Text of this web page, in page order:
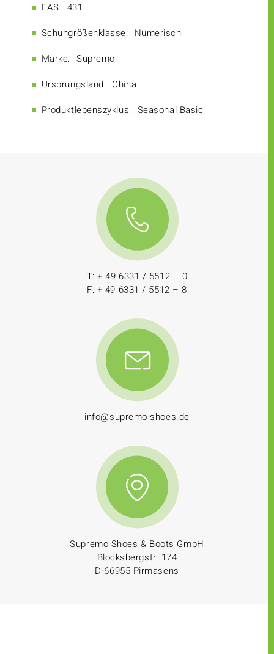
EAS: 431
Schuhgrößenklasse: Numerisch
Marke: Supremo
Ursprungsland: China
Produktlebenszyklus: Seasonal Basic
T: + 49 6331 / 5512 – 0
F: + 49 6331 / 5512 – 8
info@supremo-shoes.de
Supremo Shoes & Boots GmbH
Blocksbergstr. 174
D-66955 Pirmasens